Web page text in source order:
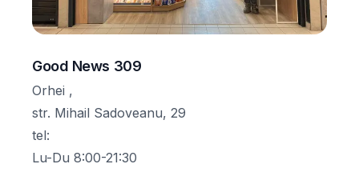
Good News 309
Orhei ,
str. Mihail Sadoveanu, 29
tel:
Lu-Du 8:00-21:30